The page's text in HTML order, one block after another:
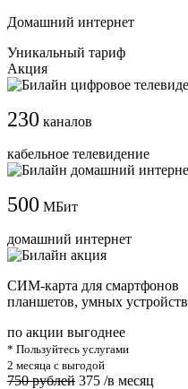
Домашний интернет
Уникальный тариф
Акция
230 каналов
кабельное телевидение
500 МБит
домашний интернет
СИМ-карта для смартфонов
планшетов, умных устройств
по акции выгоднее
* Пользуйтесь услугами
2 месяца с выгодой
750 рублей 375 /в месяц